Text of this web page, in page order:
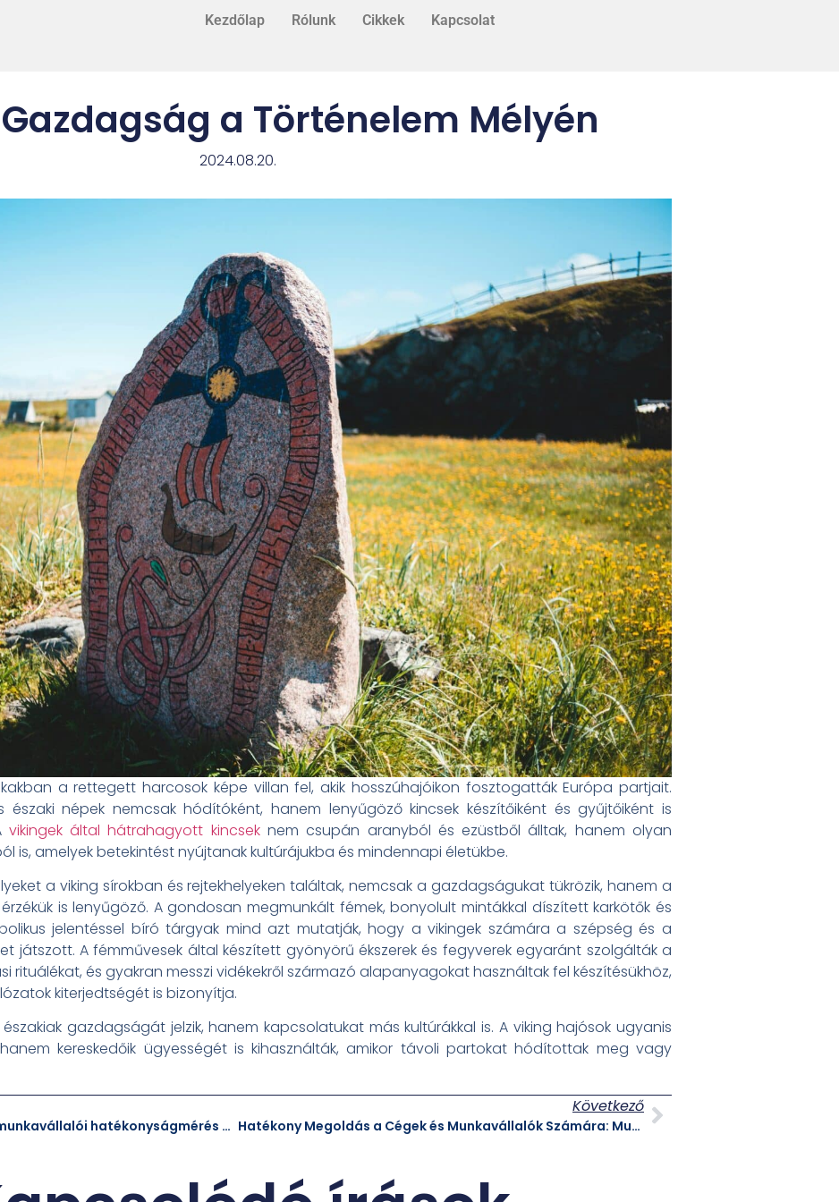
Kezdőlap Rólunk Cikkek Kapcsolat
a Történelem Mélyén
2024.08.20.
a rettegett harcosok képe villan fel, akik hosszúhajóikon fosztogatták Európa partjait.
népek nemcsak hódítóként, hanem lenyűgöző kincsek készítőiként és gyűjtőiként is
vikingek által hátrahagyott kincseknem csupán aranyból és ezüstből álltak, hanem olyan
is, amelyek betekintést nyújtanak kultúrájukba és mindennapi életükbe.
a viking sírokban és rejtekhelyeken találtak, nemcsak a gazdagságukat tükrözik, hanem a
is lenyűgöző. A gondosan megmunkált fémek, bonyolult mintákkal díszített karkötők és
jelentéssel bíró tárgyak mind azt mutatják, hogy a vikingek számára a szépség és a
játszott. A fémművesek által készített gyönyörű ékszerek és fegyverek egyaránt szolgálták a
rituálékat, és gyakran messzi vidékekről származó alapanyagokat használtak fel készítésükhöz,
kiterjedtségét is bizonyítja.
gazdagságát jelzik, hanem kapcsolatukat más kultúrákkal is. A viking hajósok ugyanis
kereskedőik ügyességét is kihasználták, amikor távoli partokat hódítottak meg vagy
Miért kulcsfontosságú a munkavállalói hatékonyságmérés a vállalkozások számára?
Következő
Hatékony Megoldás a Cégek és Munkavállalók Számára: Munkaerő Közvetítés